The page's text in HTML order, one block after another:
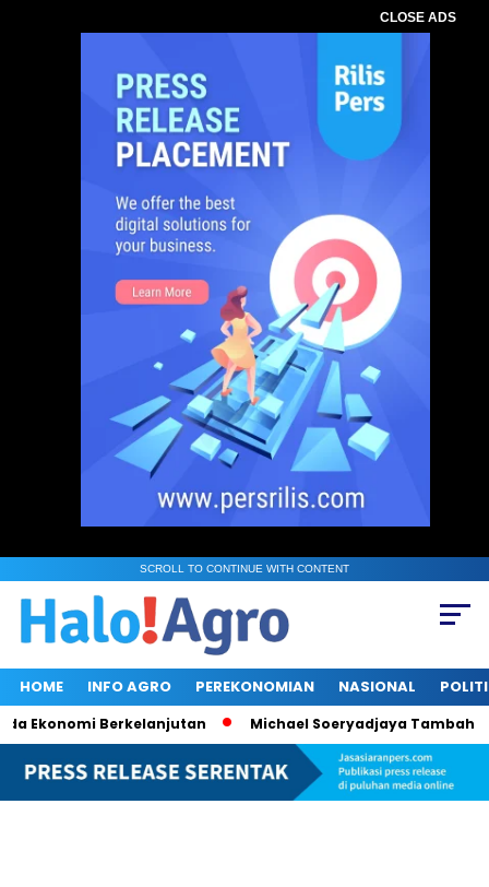
CLOSE ADS
SCROLL TO CONTINUE WITH CONTENT
HOME INFO AGRO PEREKONOMIAN NASIONAL
Berkelanjutan Michael Soeryadjaya Tambah 182